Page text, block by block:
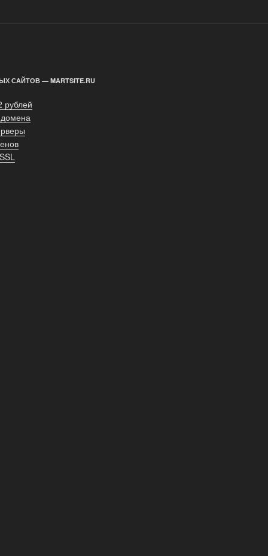
САЙТОВ — MARTSITE.RU
рублей
домена